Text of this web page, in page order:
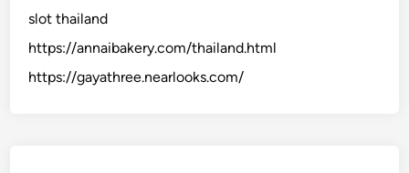
slot thailand
https://annaibakery.com/thailand.html
https://gayathree.nearlooks.com/